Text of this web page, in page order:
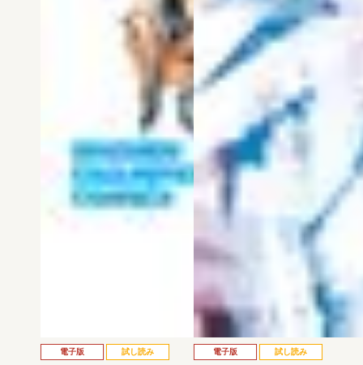
電子版 試し読み 電子版 試し読み